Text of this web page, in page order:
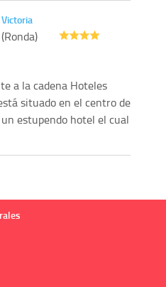
a la cadena Hoteles
situado en el centro de
estupendo hotel el cual